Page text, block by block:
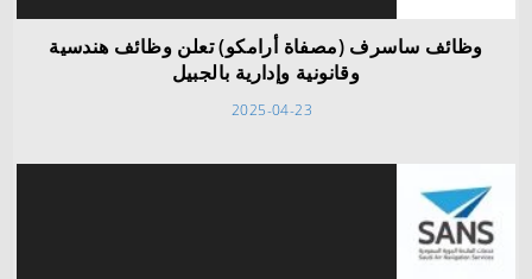
وظائف ساسرف (مصفاة أرامكو) تعلن وظائف هندسية
وقانونية وإدارية بالجبيل
2025-04-23